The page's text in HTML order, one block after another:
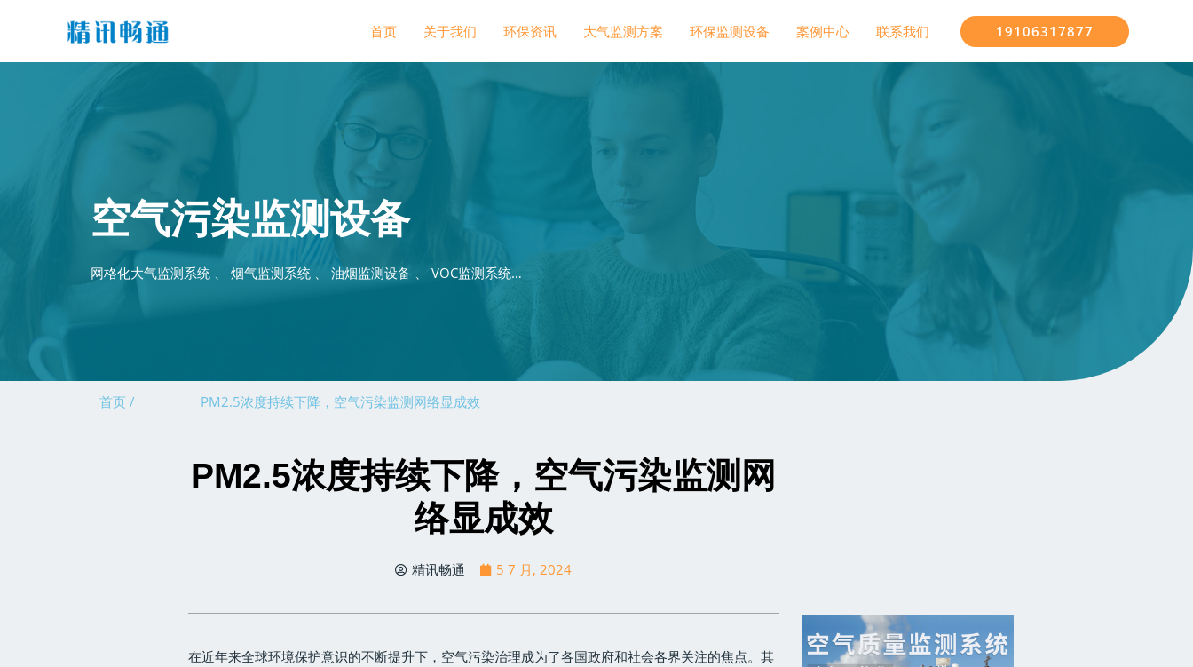
首页 关于我们 环保资讯 大气监测方案 环保监测设备 案例中心 联系我们 19106317877
空气污染监测设备
网格化大气监测系统 、 烟气监测系统 、 油烟监测设备 、 VOC监测系统…
首页 / PM2.5浓度持续下降，空气污染监测网络显成效
PM2.5浓度持续下降，空气污染监测网
络显成效
精讯畅通 5 7 月, 2024
在近年来全球环境保护意识的不断提升下，空气污染治理成为了各国政府和社会各界关注的焦点。其